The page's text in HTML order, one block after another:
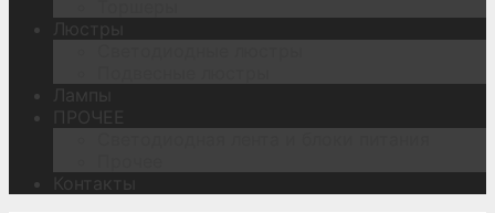
Люстры
Лампы
ПРОЧЕЕ
Контакты